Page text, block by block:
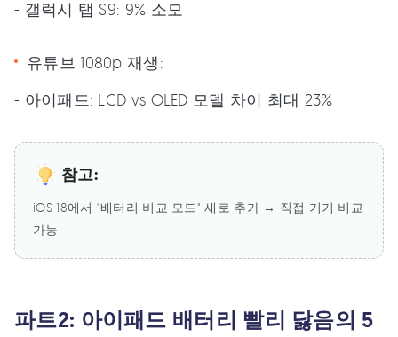
- 갤럭시 탭 S9: 9% 소모
유튜브 1080p 재생:
- 아이패드: LCD vs OLED 모델 차이 최대 23%
참고:
iOS 18에서 "배터리 비교 모드" 새로 추가 → 직접 기기 비교
가능
파트2: 아이패드 배터리 빨리 닳음의 5